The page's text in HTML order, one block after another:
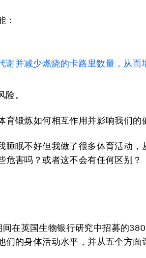
：
谢并减少燃烧的卡路里数量，从而
险。
锻炼如何相互作用并影响我们的
睡眠不好但我做了很多体育活动，
危害吗？或者这不会有任何区别？
在英国生物银行研究中招募的
们的身体活动水平，并从五个方面